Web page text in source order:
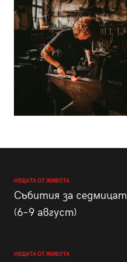
НЕЩАТА ОТ ЖИВОТА
Събития за
(6–9 август)
НЕЩАТА ОТ ЖИВОТА